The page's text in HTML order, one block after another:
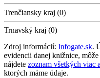
Trenčiansky kraj (0)
Trnavský kraj (0)
Zdroj informácií: Infogate.sk.
evidencii danej knižnice,
nájdete zoznam všetkých viac
ktorých máme údaje.